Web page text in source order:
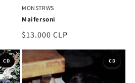
MONSTRWS
Maifersoni
Precio
$13.000 CLP
CD CD